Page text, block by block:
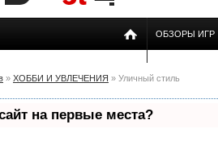
ОБЗОРЫ ИГР
» ХОББИ И УВЛЕЧЕНИЯ » Уличный стиль
на первые места?